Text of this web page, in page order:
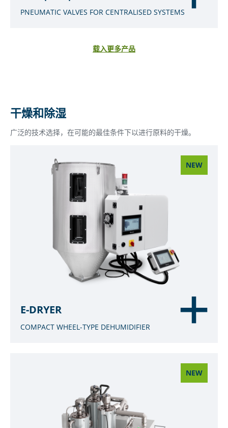
PNEUMATIC VALVES FOR CENTRALISED SYSTEMS
载入更多产品
干燥和除湿
广泛的技术选择，在可能的最佳条件下以进行原料的干燥。
NEW
E-DRYER
COMPACT WHEEL-TYPE DEHUMIDIFIER
NEW